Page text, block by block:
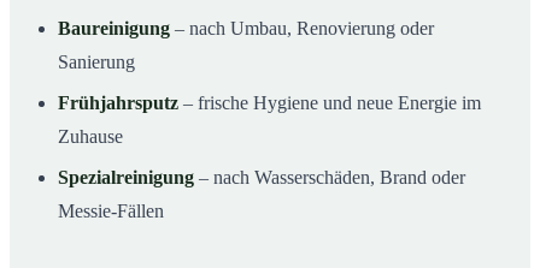
Baureinigung – nach Umbau, Renovierung oder
Sanierung
Frühjahrsputz – frische Hygiene und neue Energie im
Zuhause
Spezialreinigung – nach Wasserschäden, Brand oder
Messie-Fällen